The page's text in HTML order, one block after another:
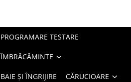
PROGRAMARE TESTARE
ÎMBRĂCĂMINTE
BAIE ȘI ÎNGRIJIRE CĂRUCIOARE